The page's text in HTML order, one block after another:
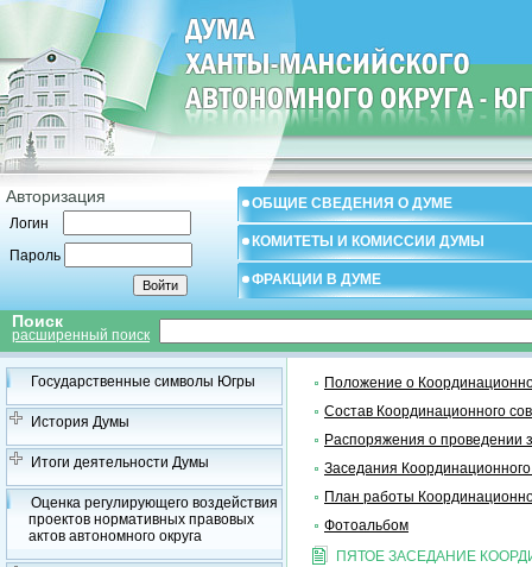
Авторизация
Логин
Пароль
ОБЩИЕ СВЕДЕНИЯ О ДУМЕ
КОМИТЕТЫ И КОМИССИИ ДУМЫ
ФРАКЦИИ В ДУМЕ
Поиск
расширенный поиск
Государственные символы Югры
История Думы
Итоги деятельности Думы
Оценка регулирующего воздействия
проектов нормативных правовых
актов автономного округа
Положение о
Состав Координационного
Распоряжения о проведении
Заседания
План работы
Фотоальбом
ПЯТОЕ ЗАСЕДАНИЕ